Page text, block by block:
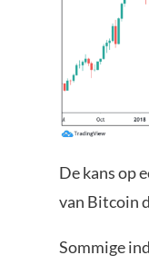
De kans op
van Bitcoin
Sommige